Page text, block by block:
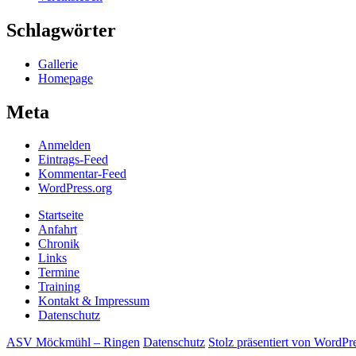
Schlagwörter
Gallerie
Homepage
Meta
Anmelden
Eintrags-Feed
Kommentar-Feed
WordPress.org
Startseite
Anfahrt
Chronik
Links
Termine
Training
Kontakt & Impressum
Datenschutz
ASV Möckmühl – Ringen Datenschutz Stolz präsentiert von